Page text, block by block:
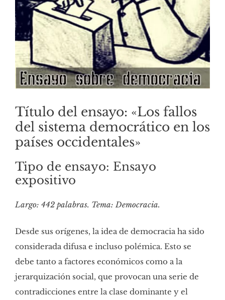
Título del ensayo: «Los fallos
del sistema democrático en los
países occidentales»
Tipo de ensayo: Ensayo
expositivo
Largo: 442 palabras. Tema: Democracia.
Desde sus orígenes, la idea de democracia ha sido
considerada difusa e incluso polémica. Esto se
debe tanto a factores económicos como a la
jerarquización social, que provocan una serie de
contradicciones entre la clase dominante y el